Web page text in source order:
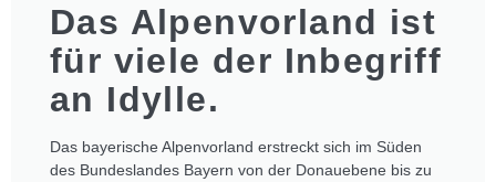
Das Alpenvorland ist
für viele der Inbegriff
an Idylle.
Das bayerische Alpenvorland erstreckt sich im Süden
des Bundeslandes Bayern von der Donauebene bis zu